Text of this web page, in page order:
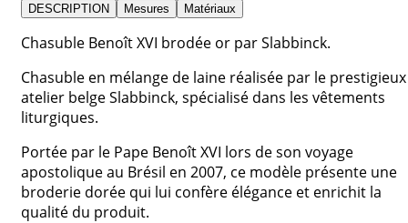
DESCRIPTION Mesures Matériaux
Chasuble Benoît XVI brodée or par Slabbinck.
Chasuble en mélange de laine réalisée par le prestigieux
atelier belge Slabbinck, spécialisé dans les vêtements
liturgiques.
Portée par le Pape Benoît XVI lors de son voyage
apostolique au Brésil en 2007, ce modèle présente une
broderie dorée qui lui confère élégance et enrichit la
qualité du produit.